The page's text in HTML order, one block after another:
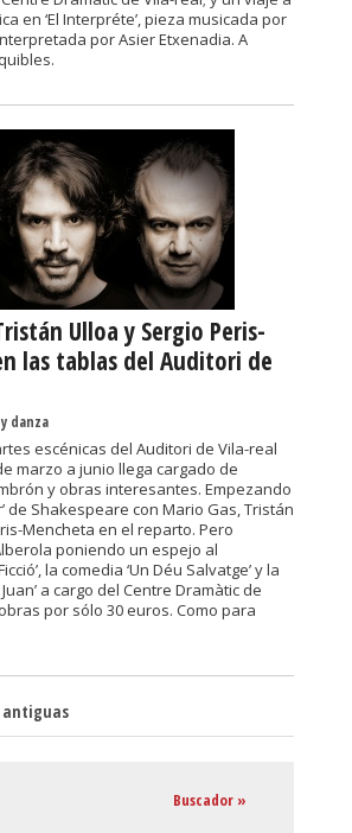
en ‘El Interpréte’, pieza musicada por
por Asier Etxenadia. A
Ulloa y Sergio Peris-
las tablas del Auditori de
danza
escénicas del Auditori de Vila-real
marzo a junio llega cargado de
y obras interesantes. Empezando
de Shakespeare con Mario Gas, Tristán
Mencheta en el reparto. Pero
poniendo un espejo al
la comedia ‘Un Déu Salvatge’ y la
a cargo del Centre Dramàtic de
por sólo 30 euros. Como para
antiguas
Buscador »